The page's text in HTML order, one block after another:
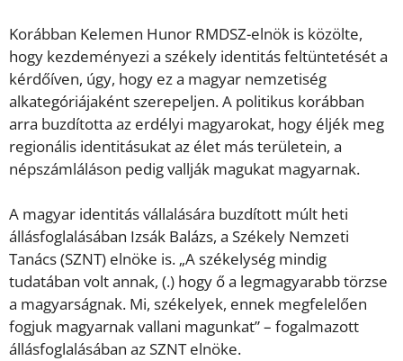
Korábban Kelemen Hunor RMDSZ-elnök is közölte,
hogy kezdeményezi a székely identitás feltüntetését a
kérdőíven, úgy, hogy ez a magyar nemzetiség
alkategóriájaként szerepeljen. A politikus korábban
arra buzdította az erdélyi magyarokat, hogy éljék meg
regionális identitásukat az élet más területein, a
népszámláláson pedig vallják magukat magyarnak.
A magyar identitás vállalására buzdított múlt heti
állásfoglalásában Izsák Balázs, a Székely Nemzeti
Tanács (SZNT) elnöke is. „A székelység mindig
tudatában volt annak, (.) hogy ő a legmagyarabb törzse
a magyarságnak. Mi, székelyek, ennek megfelelően
fogjuk magyarnak vallani magunkat” – fogalmazott
állásfoglalásában az SZNT elnöke.